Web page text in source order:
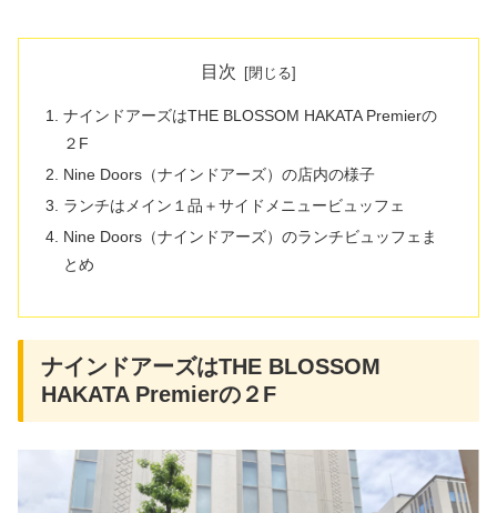
目次
ナインドアーズはTHE BLOSSOM HAKATA Premierの
２F
Nine Doors（ナインドアーズ）の店内の様子
ランチはメイン１品＋サイドメニュービュッフェ
Nine Doors（ナインドアーズ）のランチビュッフェま
とめ
ナインドアーズはTHE BLOSSOM
HAKATA Premierの２F